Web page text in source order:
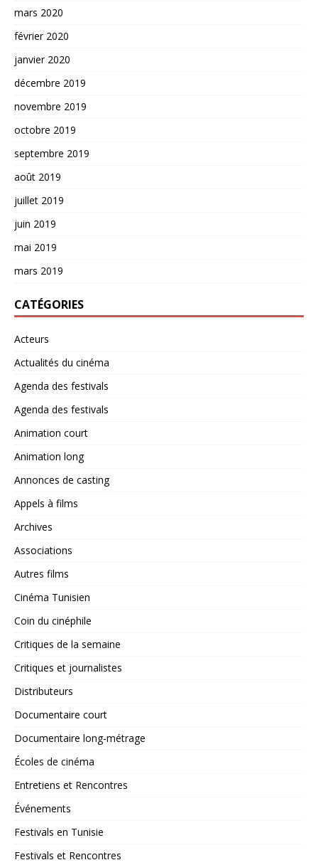
mars 2020
février 2020
janvier 2020
décembre 2019
novembre 2019
octobre 2019
septembre 2019
août 2019
juillet 2019
juin 2019
mai 2019
mars 2019
CATÉGORIES
Acteurs
Actualités du cinéma
Agenda des festivals
Agenda des festivals
Animation court
Animation long
Annonces de casting
Appels à films
Archives
Associations
Autres films
Cinéma Tunisien
Coin du cinéphile
Critiques de la semaine
Critiques et journalistes
Distributeurs
Documentaire court
Documentaire long-métrage
Écoles de cinéma
Entretiens et Rencontres
Événements
Festivals en Tunisie
Festivals et Rencontres